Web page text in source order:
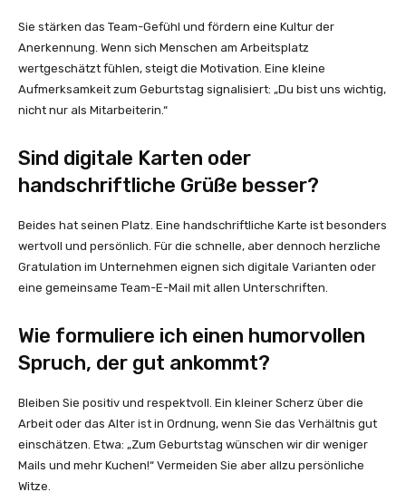
Sie stärken das Team-Gefühl und fördern eine Kultur der
Anerkennung. Wenn sich Menschen am Arbeitsplatz
wertgeschätzt fühlen, steigt die Motivation. Eine kleine
Aufmerksamkeit zum Geburtstag signalisiert: „Du bist uns wichtig,
nicht nur als Mitarbeiterin.“
Sind digitale Karten oder
handschriftliche Grüße besser?
Beides hat seinen Platz. Eine handschriftliche Karte ist besonders
wertvoll und persönlich. Für die schnelle, aber dennoch herzliche
Gratulation im Unternehmen eignen sich digitale Varianten oder
eine gemeinsame Team-E-Mail mit allen Unterschriften.
Wie formuliere ich einen humorvollen
Spruch, der gut ankommt?
Bleiben Sie positiv und respektvoll. Ein kleiner Scherz über die
Arbeit oder das Alter ist in Ordnung, wenn Sie das Verhältnis gut
einschätzen. Etwa: „Zum Geburtstag wünschen wir dir weniger
Mails und mehr Kuchen!“ Vermeiden Sie aber allzu persönliche
Witze.